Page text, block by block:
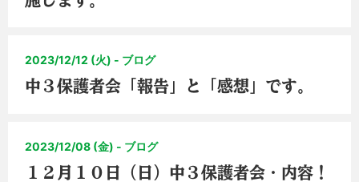
2023/12/12 (火) - ブログ
中３保護者会「報告」と「感想」です。
2023/12/08 (金) - ブログ
１２月１０日（日）中３保護者会・内容！